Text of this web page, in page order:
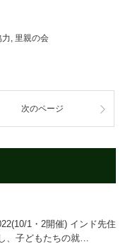
力, 里親の会
次のページ
1・2開催) インド先住
、子どもたちの就…